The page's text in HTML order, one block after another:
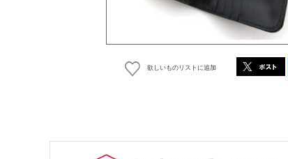
欲しいものリストに追加